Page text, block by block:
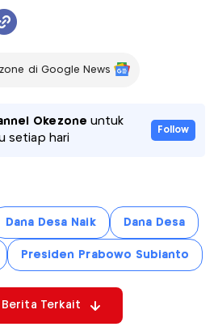
di Google News
Okezone untuk
setiap hari
Follow
Dana Desa Naik Dana Desa
Presiden Prabowo Subianto
Berita Terkait